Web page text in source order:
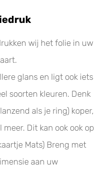
wij het folie in uw
glans en ligt ook iets
soorten kleuren. Denk
als je ring) koper,
Dit kan ook ook op
Mats) Breng met
aan uw